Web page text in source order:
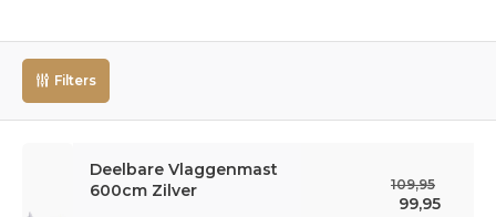
Filters
Deelbare Vlaggenmast
600cm Zilver
109,95
99,95